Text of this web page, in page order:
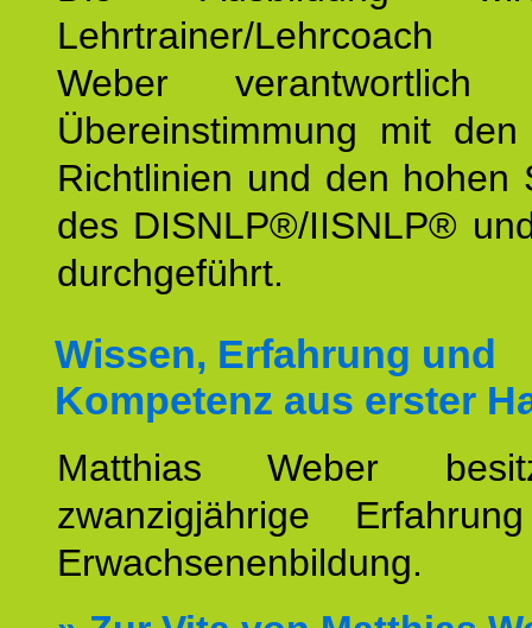
Lehrtrainer/Lehrcoach
Weber
Übereinstimmung mit den
Richtlinien und den hohen
des DISNLP®/IISNLP®
durchgeführt.
Wissen, Erfahrung und
Kompetenz aus erster
Matthias Weber
zwanzigjährige
Erwachsenenbildung.